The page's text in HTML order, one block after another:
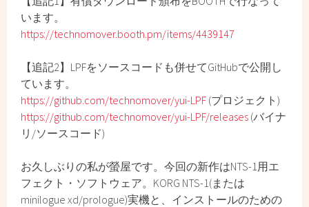
います。
https://technomover.booth.pm/items/4439147
【追記2】LPFをソースコードも併せてGitHubで公開し
ています。
https://github.com/technomover/yui-LPF (プロジェクト)
https://github.com/technomover/yui-LPF/releases (バイナ
リ/ソースコード)
お久しぶりの私が螢屋です。今回の新作はNTS-1用エ
フェクト・ソフトウェア。KORG NTS-1(または
minilogue xd/prologue)実機と、インストールのための